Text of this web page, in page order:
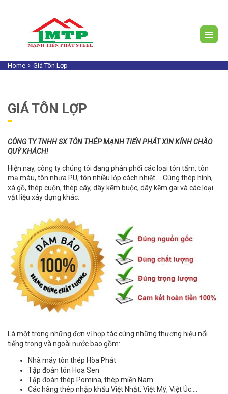
Home Giá Tôn Lợp
GIÁ TÔN LỢP
CÔNG TY TNHH SX TÔN THÉP MẠNH TIẾN PHÁT XIN KÍNH CHÀO
QUÝ KHÁCH!
Hiện nay, công ty chúng tôi đang phân phối các loại tôn tấm, tôn
mạ màu, tôn nhựa PU, tôn nhiều lớp cách nhiệt…. Cùng thép hình,
xà gồ, thép cuộn, thép cây, dây kẽm buộc, dây kẽm gai và các loại
vật liệu xây dựng khác.
Là một trong những đơn vị hợp tác cùng những thương hiệu nổi
tiếng trong và ngoài nước bao gồm:
Nhà máy tôn thép Hòa Phát
Tập đoàn tôn Hoa Sen
Tập đoàn thép Pomina, thép miền Nam
Các hãng thép nhập khẩu Việt Nhật, Việt Mỹ, Việt Úc….